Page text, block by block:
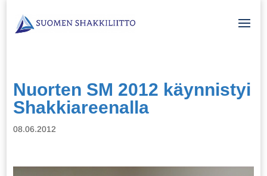
Nuorten SM 2012 käynnistyi
Shakkiareenalla
08.06.2012